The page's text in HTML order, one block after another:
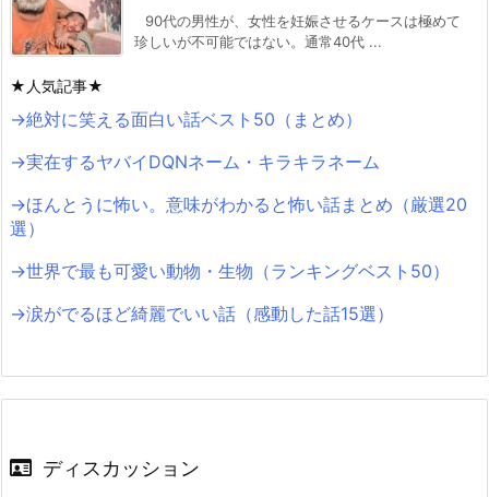
90代の男性が、女性を妊娠させるケースは極めて
珍しいが不可能ではない。通常40代 ...
★人気記事★
→絶対に笑える面白い話ベスト50（まとめ）
→実在するヤバイDQNネーム・キラキラネーム
→ほんとうに怖い。意味がわかると怖い話まとめ（厳選20
選）
→世界で最も可愛い動物・生物（ランキングベスト50）
→涙がでるほど綺麗でいい話（感動した話15選）
ディスカッション